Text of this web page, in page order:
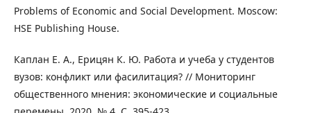
Problems of Economic and Social Development. Moscow:
HSE Publishing House.
Каплан Е. А., Ерицян К. Ю. Работа и учеба у студентов
вузов: конфликт или фасилитация? // Мониторинг
общественного мнения: экономические и социальные